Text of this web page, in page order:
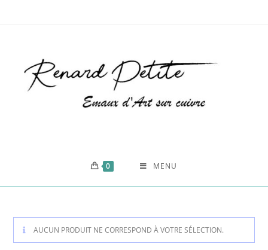
0 MENU
AUCUN PRODUIT NE CORRESPOND À VOTRE SÉLECTION.